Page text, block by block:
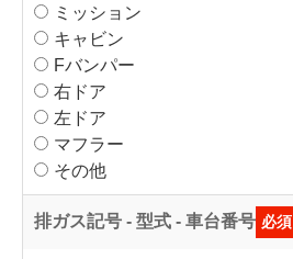
ミッション
キャビン
Fバンパー
右ドア
左ドア
マフラー
その他
排ガス記号 - 型式 - 車台番号 必須